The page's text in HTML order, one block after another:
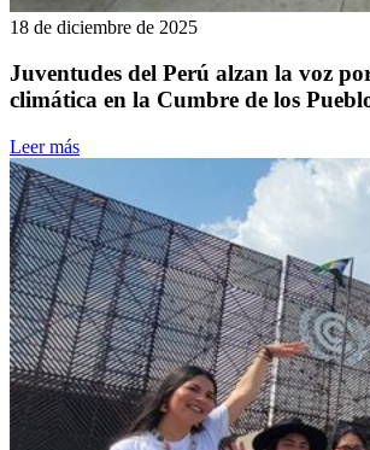
18 de diciembre de 2025
Juventudes del Perú alzan la voz
climática en la Cumbre de los
Leer más